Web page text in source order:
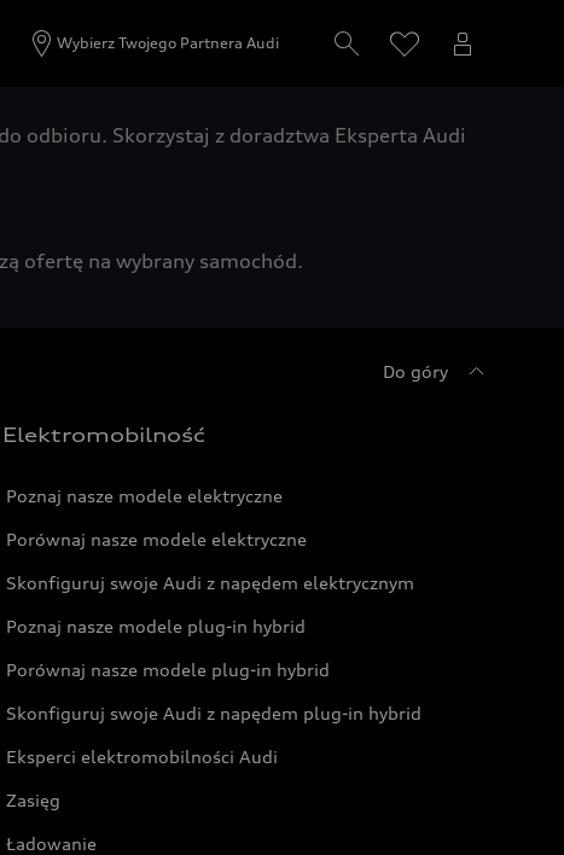
Wybierz Twojego Partnera Audi
odbioru. Skorzystaj z doradztwa Eksperta Audi
ofertę na wybrany samochód.
Do góry
Elektromobilność
Poznaj nasze modele elektryczne
Porównaj nasze modele elektryczne
Skonfiguruj swoje Audi z napędem elektrycznym
Poznaj nasze modele plug-in hybrid
Porównaj nasze modele plug-in hybrid
Skonfiguruj swoje Audi z napędem plug-in hybrid
Eksperci elektromobilności Audi
Zasięg
Ładowanie